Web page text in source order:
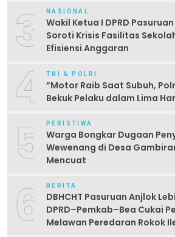
3 NASIONAL
Wakil Ketua I DPRD
Soroti Krisis Fasilitas
Efisiensi Anggaran
4 TNI & POLRI
‎”Motor Raib Saat Subuh,
Bekuk Pelaku dalam Lima
5 PERISTIWA
Warga Bongkar Dugaan
Wewenang di Desa
Mencuat
6 BERITA
DBHCHT Pasuruan Anjlok
DPRD–Pemkab–Bea Cukai
Melawan Peredaran Rokok